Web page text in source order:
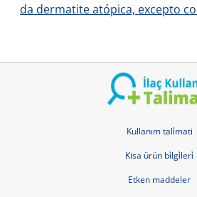
da dermatite atópica, excepto
Kullanım tali̇mati
Kisa ürün bi̇lgi̇leri̇
Etken maddeler